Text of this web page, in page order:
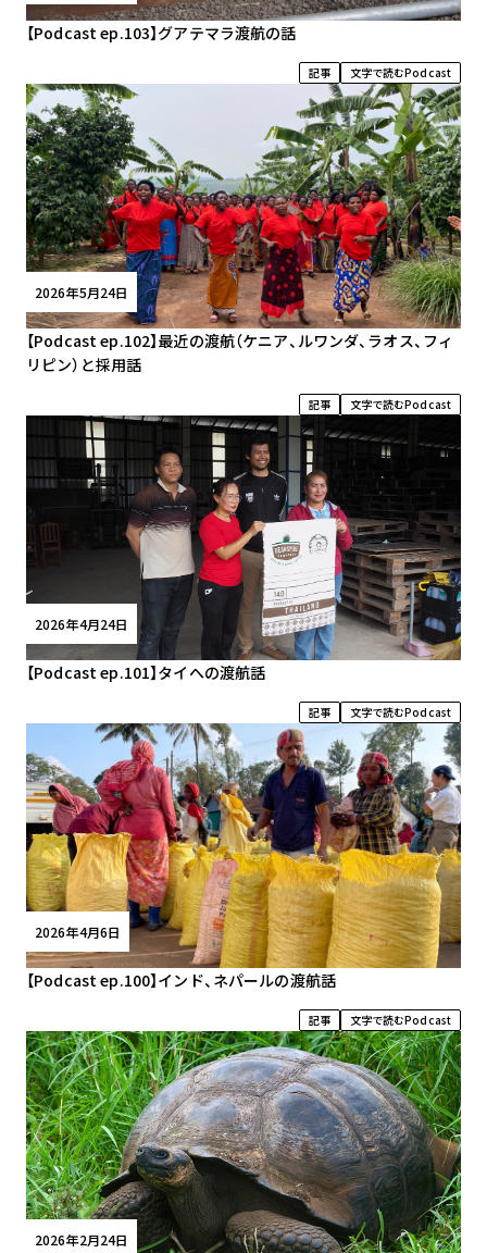
【Podcast ep.103】グアテマラ渡航の話
記事 文字で読むPodcast
【Podcast ep.102】最近の渡航（ケニア、ルワンダ、ラオス、フィ
リピン）と採用話
2026年5月24日
記事 文字で読むPodcast
【Podcast ep.101】タイへの渡航話
2026年4月24日
記事 文字で読むPodcast
【Podcast ep.100】インド、ネパールの渡航話
2026年4月6日
記事 文字で読むPodcast
2026年2月24日